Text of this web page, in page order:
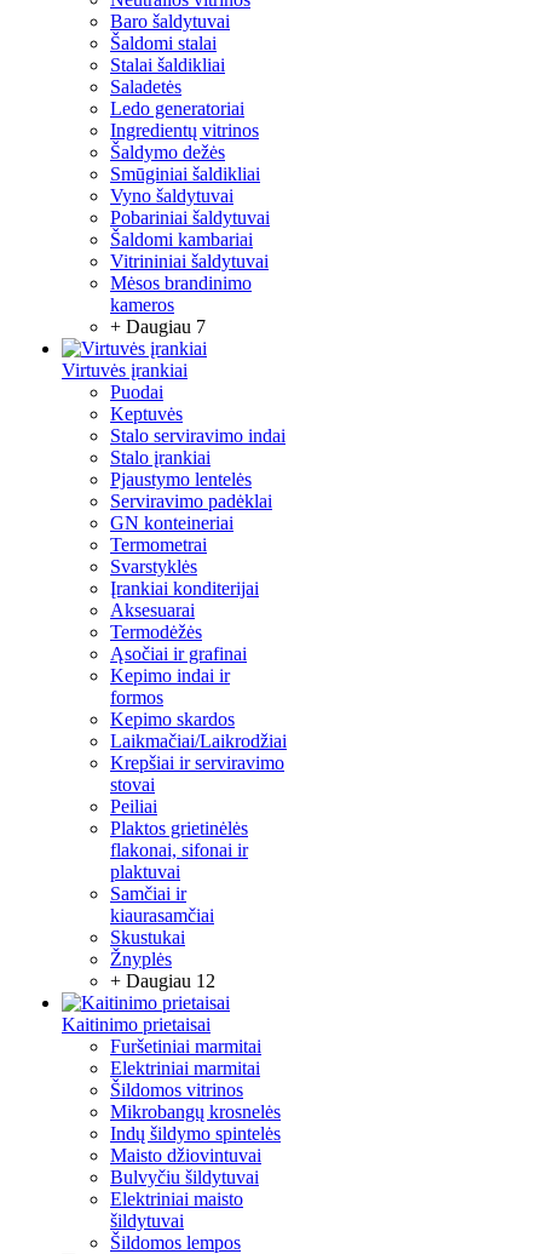
Baro šaldytuvai
Šaldomi stalai
Stalai šaldikliai
Saladetės
Ledo generatoriai
Ingredientų vitrinos
Šaldymo dežės
Smūginiai šaldikliai
Vyno šaldytuvai
Pobariniai šaldytuvai
Šaldomi kambariai
Vitrininiai šaldytuvai
Mėsos brandinimo
kameros
+ Daugiau 7
Virtuvės įrankiai
Puodai
Keptuvės
Stalo serviravimo indai
Stalo įrankiai
Pjaustymo lentelės
Serviravimo padėklai
GN konteineriai
Termometrai
Svarstyklės
Įrankiai konditerijai
Aksesuarai
Termodėžės
Ąsočiai ir grafinai
Kepimo indai ir
formos
Kepimo skardos
Laikmačiai/Laikrodžiai
Krepšiai ir serviravimo
stovai
Peiliai
Plaktos grietinėlės
flakonai, sifonai ir
plaktuvai
Samčiai ir
kiaurasamčiai
Skustukai
Žnyplės
+ Daugiau 12
Kaitinimo prietaisai
Furšetiniai marmitai
Elektriniai marmitai
Šildomos vitrinos
Mikrobangų krosnelės
Indų šildymo spintelės
Maisto džiovintuvai
Bulvyčiu šildytuvai
Elektriniai maisto
šildytuvai
Šildomos lempos